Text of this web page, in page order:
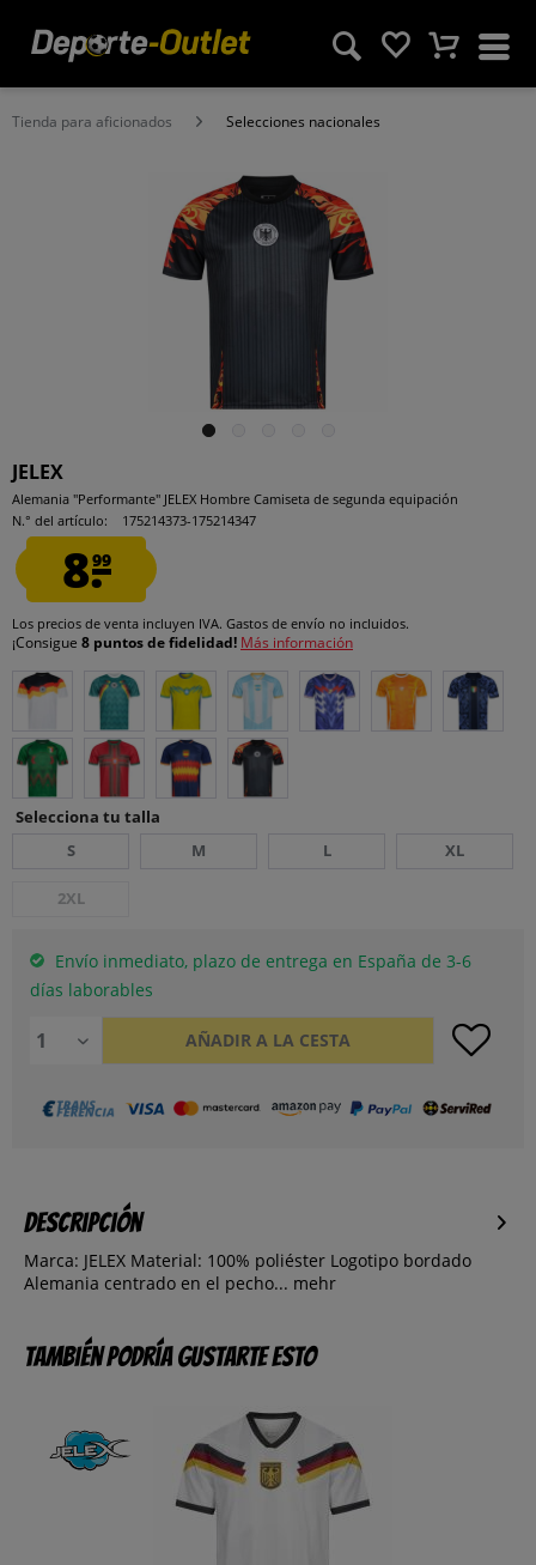
Tienda para aficionados Selecciones nacionales
JELEX
Alemania "Performante" JELEX Hombre Camiseta de segunda equipación
N.° del artículo:
175214373-175214347
8.99
Los precios de venta incluyen IVA. Gastos de envío no incluidos.
¡Consigue 8 puntos de fidelidad! Más información
Selecciona tu talla
S
M L XL
2XL
Envío inmediato, plazo de entrega en España de 3-6
días laborables
AÑADIR A LA CESTA
Descripción
Marca: JELEX Material: 100% poliéster Logotipo bordado
Alemania centrado en el pecho... mehr
También podría gustarte esto